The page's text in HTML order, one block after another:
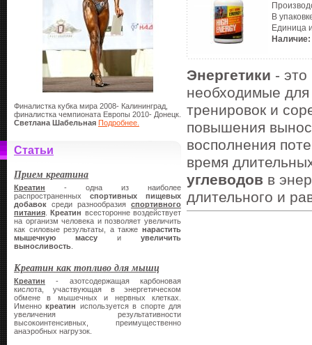
Финалистка кубка мира 2008- Калининград,
финалистка чемпионата Европы 2010- Донецк.
Светлана Шабельная Подробнее.
Статьи
Прием креатина
Креатин - одна из наиболее
распространенных спортивных
пищевых
добавок среди разнообразия спортивного
питания .Креатин всесторонне воздействует
на организм человека и позволяет увеличить
как силовые результаты, а также нарастить
мышечную массу и увеличить
выносливость
Креатин как топливо для мышц
Креатин - азотсодержащая карбоновая
кислота, участвующая в энергетическом
обмене в мышечных и нервных клетках.
Именнокреатин используется в спорте для
увеличения результативности
высокоинтенсивных, преимущественно
анаэробных нагрузок.
В
Единица
Наличие:
Энергетики -
необходимые для
тренировок и
повышения
восполнения
время
углеводов в
длительного и